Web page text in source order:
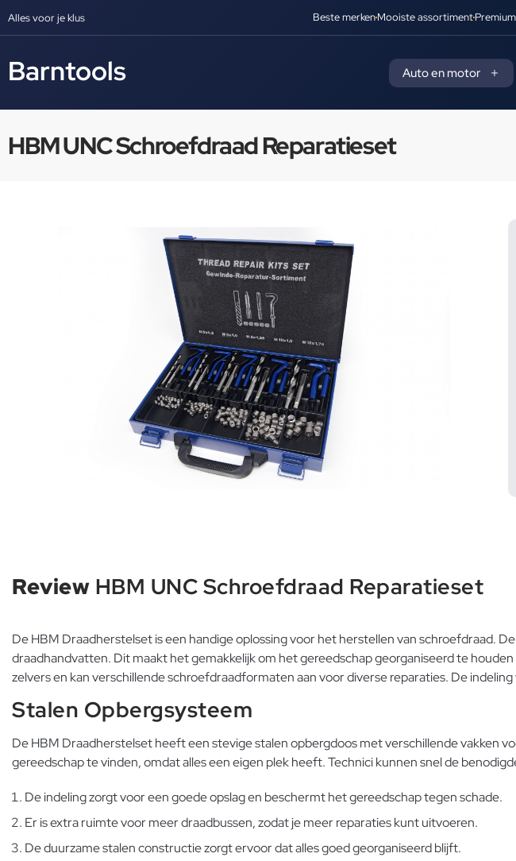
Alles voor je klus Beste merkenMooiste assortiment
Barntools Auto en motor
HBM UNC Schroefdraad Reparatieset
Review HBM UNC Schroefdraad Reparatieset
De HBM Draadherstelset is een handige oplossing voor het herstellen van schroefdraad.
draadhandvatten. Dit maakt het gemakkelijk om het gereedschap georganiseerd te
zelvers en kan verschillende schroefdraadformaten aan voor diverse reparaties. De
Stalen Opbergsysteem
De HBM Draadherstelset heeft een stevige stalen opbergdoos met verschillende vakken
gereedschap te vinden, omdat alles een eigen plek heeft. Technici kunnen snel de
De indeling zorgt voor een goede opslag en beschermt het gereedschap tegen schade.
Er is extra ruimte voor meer draadbussen, zodat je meer reparaties kunt uitvoeren.
De duurzame stalen constructie zorgt ervoor dat alles goed georganiseerd blijft.